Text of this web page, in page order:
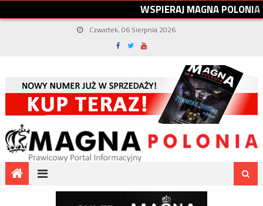
WSPIERAJMAGNAPOLONIA
Czwartek, 06 Sierpnia 2026